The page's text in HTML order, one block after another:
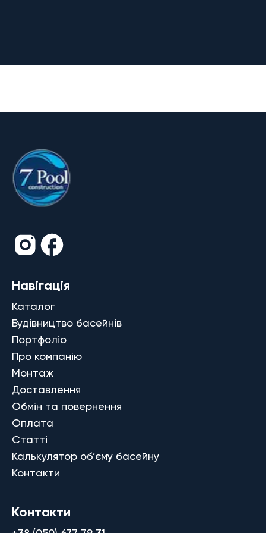
Навігація
Каталог
Будівництво басейнів
Портфоліо
Про компанію
Монтаж
Доставлення
Обмін та повернення
Оплата
Статті
Калькулятор об’єму басейну
Контакти
Контакти